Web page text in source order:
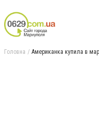
Головна Американка купила в